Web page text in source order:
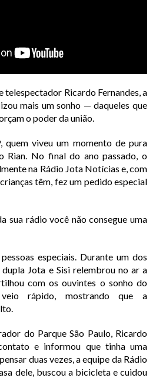
telespectador Ricardo Fernandes, a
mais um sonho — daqueles que
o poder da união.
quem viveu um momento de pura
Rian. No final do ano passado, o
na Rádio Jota Notícias e, com
têm, fez um pedido especial
sua rádio você não consegue uma
especiais. Durante um dos
Jota e Sisi relembrou no ar a
com os ouvintes o sonho do
rápido, mostrando que a
do Parque São Paulo, Ricardo
e informou que tinha uma
duas vezes, a equipe da Rádio
dele, buscou a bicicleta e cuidou